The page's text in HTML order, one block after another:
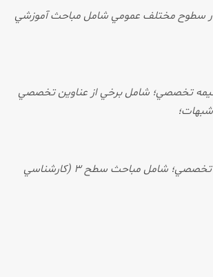
سطوح مختلف عمومي شامل مباحث آموزشي
تخصصي؛ شامل برخي از عناوين تخصصي
آموزش تخصصي؛ شامل مباحث سطح ۳ (كارشناسي